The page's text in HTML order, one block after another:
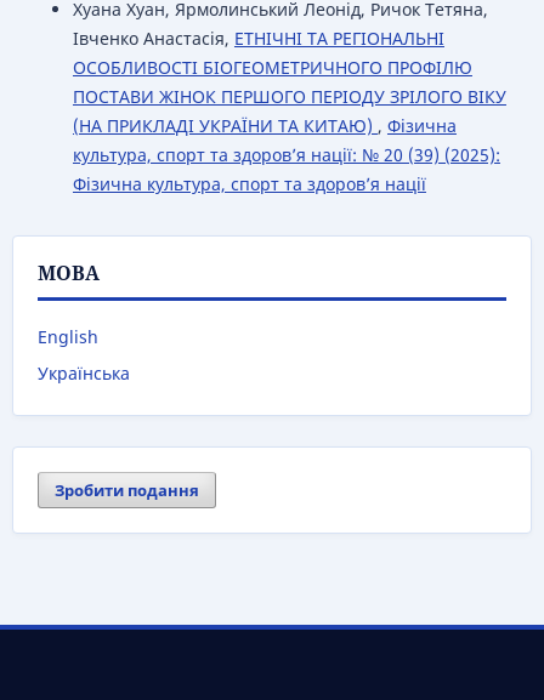
Хуана Хуан, Ярмолинський Леонід, Ричок Тетяна,
Івченко Анастасія, ЕТНІЧНІ ТА РЕГІОНАЛЬНІ
ОСОБЛИВОСТІ БІОГЕОМЕТРИЧНОГО ПРОФІЛЮ
ПОСТАВИ ЖІНОК ПЕРШОГО ПЕРІОДУ ЗРІЛОГО ВІКУ
(НА ПРИКЛАДІ УКРАЇНИ ТА КИТАЮ) , Фізична
культура, спорт та здоров’я нації: № 20 (39) (2025):
Фізична культура, спорт та здоров’я нації
МОВА
English
Українська
Зробити подання